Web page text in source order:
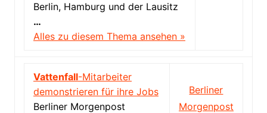
Berlin, Hamburg und der Lausitz
…
Alles zu diesem Thema ansehen »
Vattenfall-Mitarbeiter
demonstrieren für ihre Jobs
Berliner Morgenpost
Berliner
Morgenpost